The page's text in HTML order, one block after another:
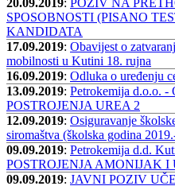
SPOSOBNOSTI (PISANO
KANDIDATA
17.09.2019: Obavijest o
mobilnosti u Kutini 18. rujna
16.09.2019: Odluka o uređenju
13.09.2019: Petrokemija d.o.o.
POSTROJENJA UREA 2
12.09.2019: Osiguravanje
siromaštva (školska godina
09.09.2019: Petrokemija d.d.
POSTROJENJA AMONIJAK I
09.09.2019: JAVNI POZIV